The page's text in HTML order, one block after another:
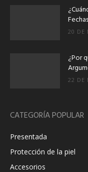
20 DE
¿Por
22 DE
CATEGORÍA POPULAR
Presentada
Protección de la piel
Accesorios